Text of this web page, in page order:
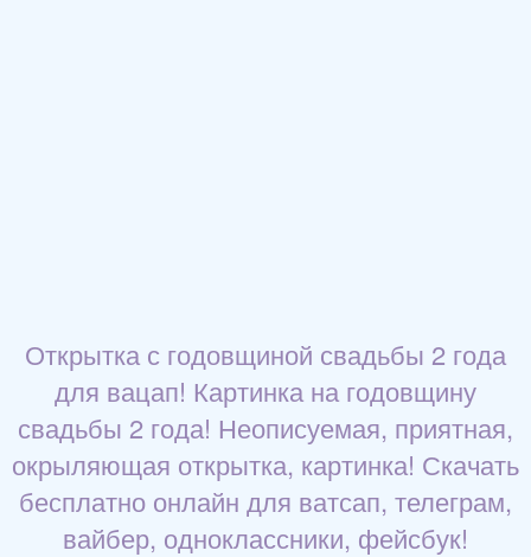
Открытка с годовщиной свадьбы 2 года
для вацап! Картинка на годовщину
свадьбы 2 года! Неописуемая, приятная,
окрыляющая открытка, картинка! Скачать
бесплатно онлайн для ватсап, телеграм,
вайбер, одноклассники, фейсбук!